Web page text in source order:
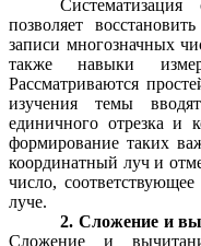
позволяет
записи многозначных
также навыки
Рассматриваются
изучения темы
единичного отрезка и
формирование таких
координатный луч и
число,
луче.
2. Сложение и
Сложение и